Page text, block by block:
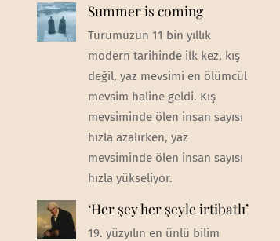
Summer is coming
Türümüzün 11 bin yıllık
modern tarihinde ilk kez, kış
değil, yaz mevsimi en ölümcül
mevsim haline geldi. Kış
mevsiminde ölen insan sayısı
hızla azalırken, yaz
mevsiminde ölen insan sayısı
hızla yükseliyor.
‘Her şey her şeyle irtibatlı’
19. yüzyılın en ünlü bilim